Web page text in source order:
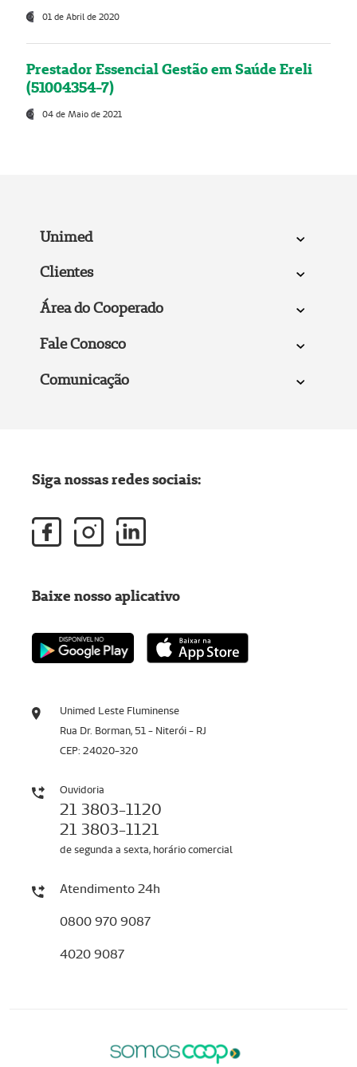
01 de Abril de 2020
Prestador Essencial Gestão em Saúde Ereli
(51004354-7)
04 de Maio de 2021
Unimed
Clientes
Área do Cooperado
Fale Conosco
Comunicação
Unimed Leste Fluminense
Rua Dr. Borman, 51 - Niterói - RJ
CEP: 24020-320
Ouvidoria
21 3803-1120
21 3803-1121
de segunda a sexta, horário comercial
Atendimento 24h
0800 970 9087
4020 9087
Siga nossas redes sociais:
Baixe nosso aplicativo